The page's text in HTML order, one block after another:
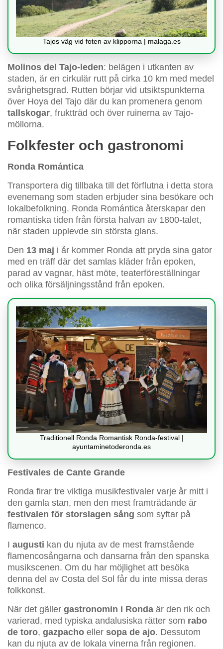
Tajos väg vid foten av klipporna | malaga.es
Molinos del Tajo-leden: belägen i utkanten av
staden, är en cirkulär rutt på cirka 10 km med medel
svårighetsgrad. Rutten börjar vid utsiktspunkterna
över Hoya del Tajo där du kan promenera genom
tallskogar, fruktträd och över ruinerna av Tajo-
möllorna.
Folkfester och gastronomi
Ronda Romántica
Transportera dig tillbaka till det förflutna i detta stora
evenemang som staden erbjuder sina besökare och
lokalbefolkning. Ronda Romántica återskapar den
romantiska tiden från första halvan av 1800-talet,
när staden upplevde sin största glans.
Den 13 maj i år kommer Ronda att pryda sina gator
med en träff där det samlas kläder från epoken,
parad av vagnar, häst möte, teaterföreställningar
och olika försäljningsstånd från epoken.
Traditionell Ronda Romantisk Ronda-festival |
ayuntaminetoderonda.es
Festivales de Cante Grande
Ronda firar tre viktiga musikfestivaler varje år mitt i
den gamla stan, men den mest framträdande är
festivalen för storslagen sång som syftar på
flamenco.
I augusti kan du njuta av de mest framstående
flamencosångarna och dansarna från den spanska
musikscenen. Om du har möjlighet att besöka
denna del av Costa del Sol får du inte missa deras
folkkonst.
När det gäller gastronomin i Ronda är den rik och
varierad, med typiska andalusiska rätter som rabo
de toro, gazpacho eller sopa de ajo. Dessutom
kan du njuta av de lokala vinerna från regionen.